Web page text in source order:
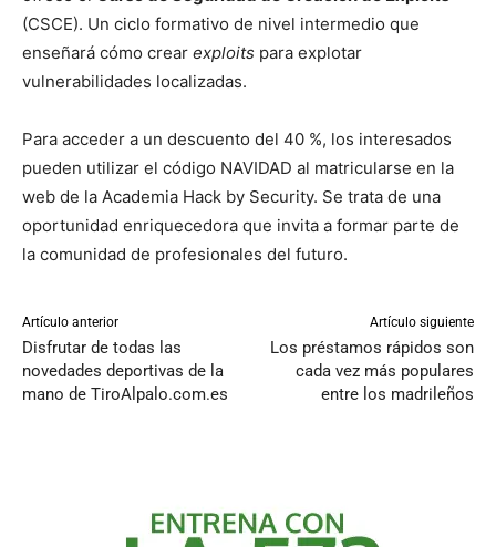
(CSCE). Un ciclo formativo de nivel intermedio que
enseñará cómo crear exploits para explotar
vulnerabilidades localizadas.
Para acceder a un descuento del 40 %, los interesados
pueden utilizar el código NAVIDAD al matricularse en la
web de la Academia Hack by Security. Se trata de una
oportunidad enriquecedora que invita a formar parte de
la comunidad de profesionales del futuro.
Artículo anterior
Disfrutar de todas las
novedades deportivas de la
mano de TiroAlpalo.com.es
Artículo siguiente
Los préstamos rápidos son
cada vez más populares
entre los madrileños